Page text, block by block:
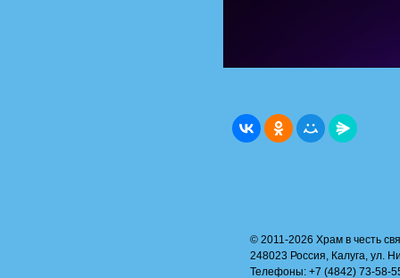
© 2011-2026 Храм в честь
248023 Россия, Калуга, ул.
Телефоны: +7 (4842) 73-58-